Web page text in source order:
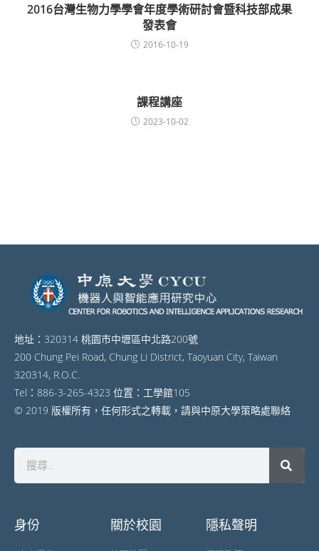
2016台灣生物力學學會年度學術研討會暨科技部成果
發表會
2016-10-19
課程講座
2023-10-02
地址：320314 桃園市中壢區中北路200號
200 Chung Pei Road, Chung Li District, Taoyuan City, Taiwan
320314, R.O.C.
Tel：886-3-265-4323 位置：工學館105
© 2019 版權所有，任何形式之轉載，請與中原大學策略處聯絡
身份 關於校園 隱私聲明